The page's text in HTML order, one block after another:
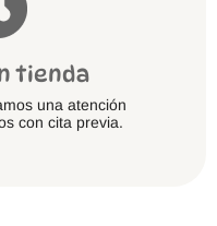
tienda
una atención
con cita previa.